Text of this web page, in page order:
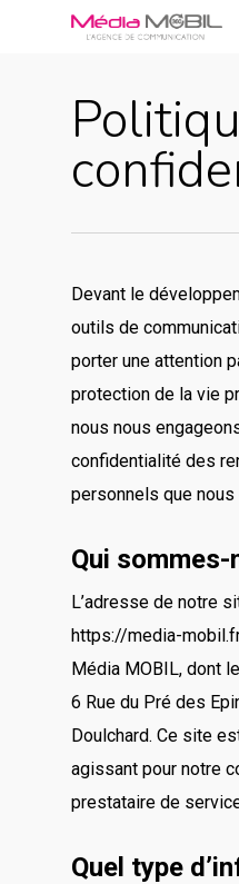
Devant le
outils de
porter une attention
protection de la vie
nous nous
confidentialité des
personnels que
Qui sommes-
L’adresse de notre
https://media-
Média MOBIL, dont
6 Rue du Pré des
Doulchard. Ce site
agissant pour notre
prestataire de
Quel type